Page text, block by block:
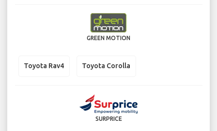
GREEN MOTION
Toyota Rav4 Toyota Corolla
SURPRICE